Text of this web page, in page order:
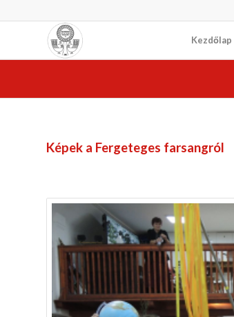
Kezdőlap
Képek a Fergeteges farsangról